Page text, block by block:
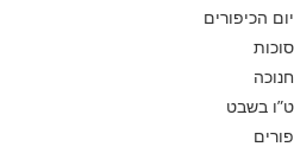
יום הכיפורים
סוכות
חנוכה
ט”ו בשבט
פורים